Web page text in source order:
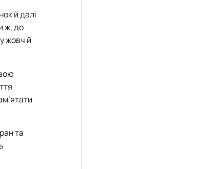
й далі
ж, до
жовч й
та